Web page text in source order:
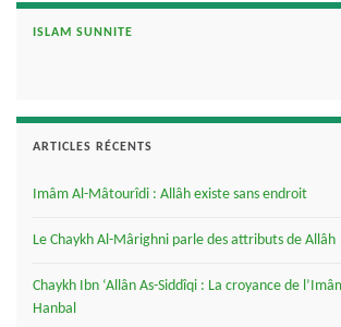
ISLAM SUNNITE
ARTICLES RÉCENTS
Imâm Al-Mâtourîdi : Allâh existe sans endroit
Le Chaykh Al-Mârighni parle des attributs de Allâh
Chaykh Ibn ‘Allân As-Siddîqi : La croyance de
Hanbal